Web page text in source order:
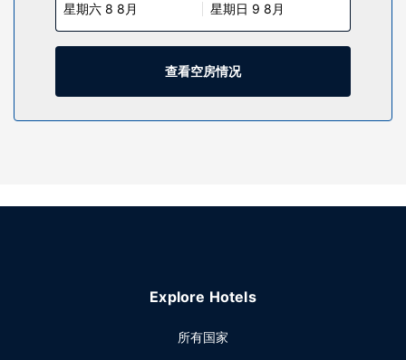
这个无烟公寓的特色是配有书籍、游乐场和现场壁球。
星期六 8 8月 星期日 9 8月
查看空房情况
Explore Hotels
所有国家